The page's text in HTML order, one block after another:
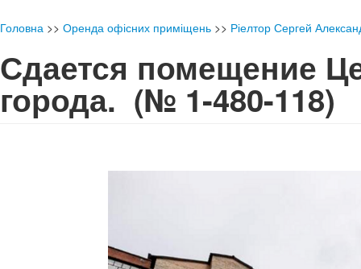
Головна >> Оренда офісних приміщень >> Ріелтор Сергей
Сдается помещение
города. (№ 1-480-118)